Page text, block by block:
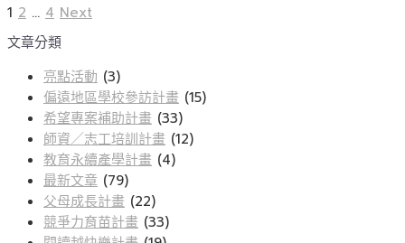
文
章
Page
1 Page
2 ... Page
4 NextNext
文章分類
亮點活動 (3)
偏遠地區學校參訪計畫 (15)
希望專案補助計畫 (33)
師資／志工培訓計畫 (12)
教育永續產學計畫 (4)
最新文章 (79)
父母成長計畫 (22)
競爭力育苗計畫 (33)